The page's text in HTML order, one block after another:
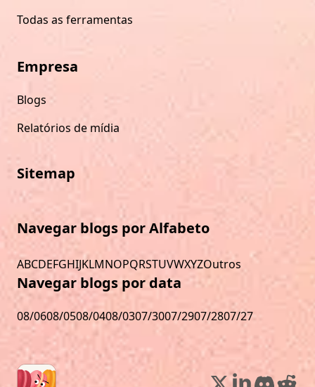
Todas as ferramentas
Empresa
Blogs
Relatórios de mídia
Sitemap
Navegar blogs por Alfabeto
ABCDEFGHIJKLMNOPQRSTUVWXYZOutros
Navegar blogs por data
08/0608/0508/0408/0307/3007/2907/2807/27